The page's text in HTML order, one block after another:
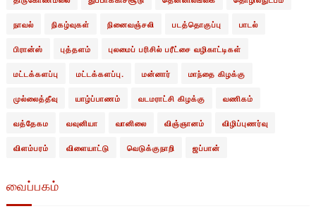
நாவல் நிகழ்வுகள் நினைவஞ்சலி படத்தொகுப்பு பாடல்
பிரான்ஸ் புத்தளம் புலமைப் பரிசில் பரீட்சை வழிகாட்டிகள்
மட்டக்களப்பு மட்டக்களப்பு. மன்னார் மாந்தை கிழக்கு
முல்லைத்தீவு யாழ்ப்பாணம் வடமராட்சி கிழக்கு வணிகம்
வத்தேகம வவுனியா வானிலை விஞ்ஞானம் விழிப்புணர்வு
விளம்பரம் விளையாட்டு வெடுக்குநாறி ஜப்பான்
வைப்பகம்